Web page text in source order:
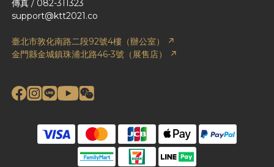
傳真 / 082-311323
support@ktt2021.co
臺北市敦化南路二段92號4樓（辦公室） ↗
金門縣金城鎮珠浦北路46-3號（展售店） ↗